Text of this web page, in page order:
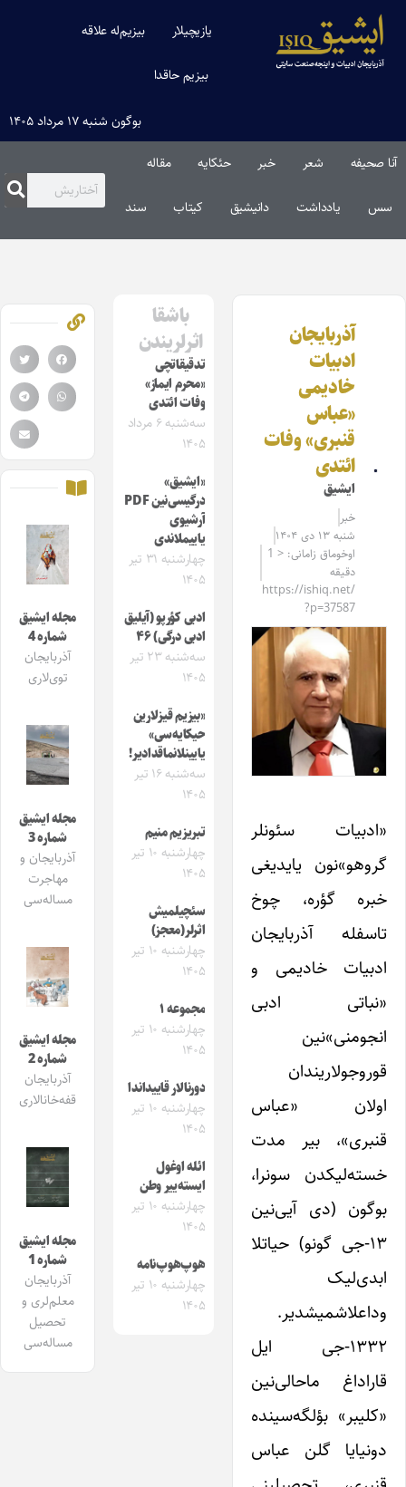
یازیچیلار بیزیم‌له علاقه
بیزیم حاقدا
بوگون شنبه ۱۷ مرداد ۱۴۰۵
آنا صحیفه شعر خبر حئکایه مقاله‌
سس یادداشت دانیشیق کیتاب سند
آذربایجان
ادبیات
خادیمی
«عباس
قنبری» وفات
ائتدی
ایشیق
خبر
شنبه ۱۳ دی ۱۴۰۴
اوخوماق زامانی: < 1
دقیقه
https://ishiq.net/
?p=37587
«ادبیات سئونلر
گروهو»نون یایدیغی
خبره گؤره، چوخ
تاسفله آذربایجان
ادبیات خادیمی و
«نباتی ادبی
انجومنی»نین
قوروجولاریندان
اولان «عباس
قنبری»، بیر مدت
خسته‌لیکدن سونرا،
بوگون (دی آیی‌نین
۱۳-جی گونو) حیاتلا
ابدی‌لیک
وداعلاشمیشدیر.
۱۳۳۲-جی ایل
قاراداغ ماحالی‌نین
«کلیبر» بؤلگه‌سینده
دونیایا گلن عباس
باشقا
اثرلریندن
تدقیقاتچی
«محرم ایماز»
وفات ائتدی
سه‌شنبه ۶ مرداد
۱۴۰۵
«ایشیق»
درگیسی‌نین PDF
آرشیوی
یاییملاندی
چهارشنبه ۳۱ تیر
۱۴۰۵
ادبی کؤرپو (آیلیق
ادبی درگی) ۴۶
سه‌شنبه ۲۳ تیر
۱۴۰۵
«بیزیم قیزلارین
حیکایه‌سی»
یایینلانماقدادیر!
سه‌شنبه ۱۶ تیر
۱۴۰۵
تبریزیم منیم
چهارشنبه ۱۰ تیر
۱۴۰۵
سئچیلمیش
اثرلر(معجز)
چهارشنبه ۱۰ تیر
۱۴۰۵
مجموعه ۱
چهارشنبه ۱۰ تیر
۱۴۰۵
دورنالار قاییداندا
چهارشنبه ۱۰ تیر
۱۴۰۵
ائله اوغول
ایسته‌ییر وطن
چهارشنبه ۱۰ تیر
۱۴۰۵
هوپ‌هوپ‌نامه
چهارشنبه ۱۰ تیر
۱۴۰۵
مجله ایشیق
شماره 4
آذربایجان
توی‌لاری
مجله ایشیق
شماره 3
آذربایجان و
مهاجرت
مساله‌سی
مجله ایشیق
شماره 2
آذربایجان
قفه‌خانالاری
مجله ایشیق
شماره 1
آذربایجان
معلم‌لری و
تحصیل
مساله‌سی